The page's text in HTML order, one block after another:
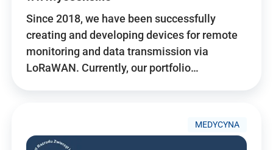
Since 2018, we have been successfully
creating and developing devices for remote
monitoring and data transmission via
LoRaWAN. Currently, our portfolio…
MEDYCYNA